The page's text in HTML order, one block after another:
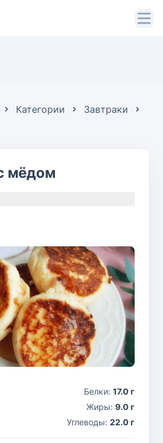
Категории
Завтраки
мёдом
Белки: 17.0 г
Жиры: 9.0 г
Углеводы: 22.0 г